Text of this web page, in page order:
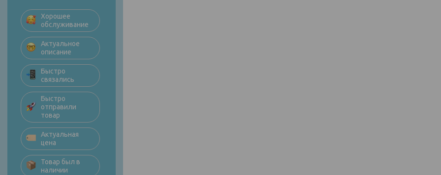
Хорошее
обслуживание
Актуальное
описание
Быстро
связались
Быстро
отправили
товар
Актуальная
цена
Товар был в
наличии